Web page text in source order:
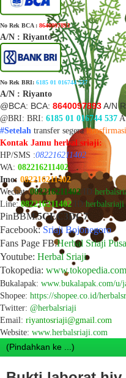
No Rek BCA : 8640097893
A/N : Riyanto
No Rek BRI: 6185 01 016744 537
A/N : Riyanto
@BCA: BCA: 8640097893A/N
@BRI: BRI: 6185 01 016744 537
#Setelah transfer segerakonsfirmasi
Kontak Jamu herbal sriaji:
HP/SMS :082216211402
WA: 082216211402
Imo: 082216211402
Wechat:082216211402 /ID:
Line:082216211402/ID:herbalsriaji
PinBBM:5CEC3DC7
Facebook:Sriaji Bojonegoro
Fans Page FB:Herbal Sriaji
Youtube: Herbal Sriaji
Tokopedia:
Bukalapak: www.bukalapak.com/u/
Shopee: https://shopee.co.id/
Twitter: @herbalsriaji
Email: riyantosriaji@gmail.com
Website: www.herbalsriaji.com